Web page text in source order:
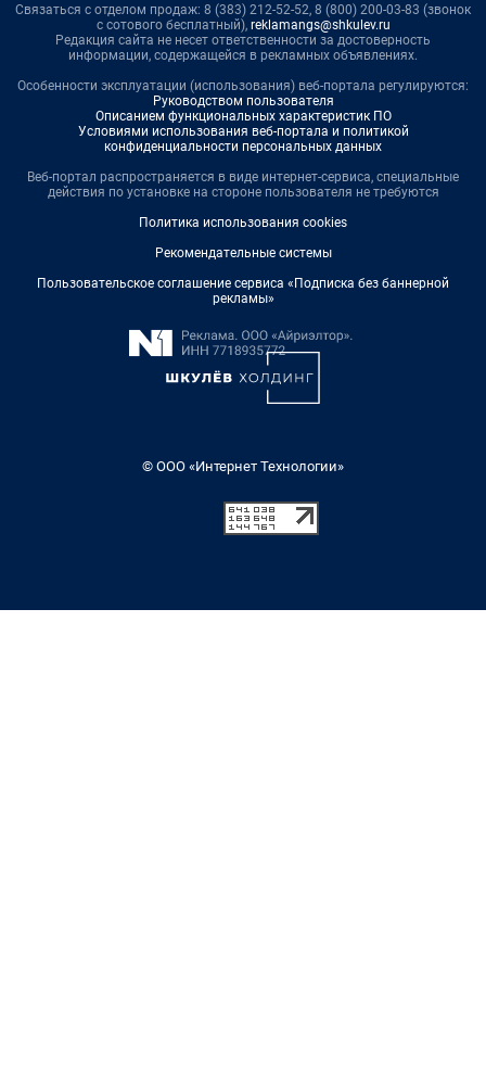
Связаться с отделом продаж: 8 (383) 212-52-52, 8 (800) 200-03-83 (звонок
с сотового бесплатный), reklamangs@shkulev.ru
Редакция сайта не несет ответственности за достоверность
информации, содержащейся в рекламных объявлениях.
Особенности эксплуатации (использования) веб-портала регулируются:
Руководством пользователя
Описанием функциональных характеристик ПО
Условиями использования веб-портала и политикой
конфиденциальности персональных данных
Веб-портал распространяется в виде интернет-сервиса, специальные
действия по установке на стороне пользователя не требуются
Политика использования cookies
Рекомендательные системы
Пользовательское соглашение сервиса «Подписка без баннерной
рекламы»
© ООО «Интернет Технологии»